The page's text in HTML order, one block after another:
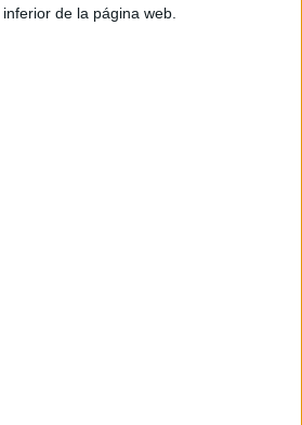
de la página web.